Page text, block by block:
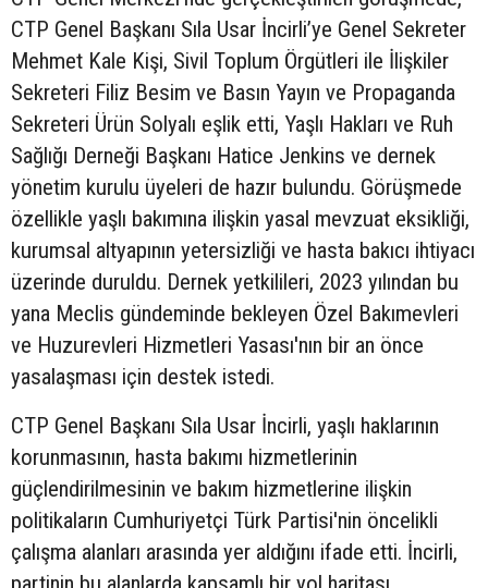
CTP Genel Başkanı Sıla Usar İncirli’ye Genel Sekreter
Mehmet Kale Kişi, Sivil Toplum Örgütleri ile İlişkiler
Sekreteri Filiz Besim ve Basın Yayın ve Propaganda
Sekreteri Ürün Solyalı eşlik etti, Yaşlı Hakları ve Ruh
Sağlığı Derneği Başkanı Hatice Jenkins ve dernek
yönetim kurulu üyeleri de hazır bulundu. Görüşmede
özellikle yaşlı bakımına ilişkin yasal mevzuat eksikliği,
kurumsal altyapının yetersizliği ve hasta bakıcı ihtiyacı
üzerinde duruldu. Dernek yetkilileri, 2023 yılından bu
yana Meclis gündeminde bekleyen Özel Bakımevleri
ve Huzurevleri Hizmetleri Yasası'nın bir an önce
yasalaşması için destek istedi.
CTP Genel Başkanı Sıla Usar İncirli, yaşlı haklarının
korunmasının, hasta bakımı hizmetlerinin
güçlendirilmesinin ve bakım hizmetlerine ilişkin
politikaların Cumhuriyetçi Türk Partisi'nin öncelikli
çalışma alanları arasında yer aldığını ifade etti. İncirli,